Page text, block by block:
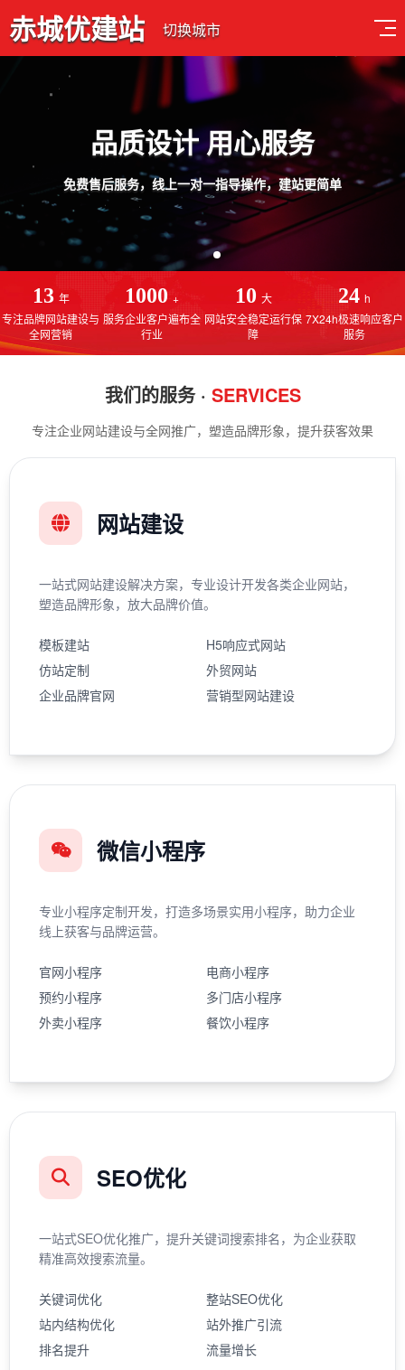
赤城优建站 切换城市
品质设计 用心服务
免费售后服务，线上一对一指导操作，建站更简单
13 年
专注品牌网站建设与
全网营销
1000 +
服务企业客户遍布全
行业
10 大
网站安全稳定运行保
障
24 h
7X24h极速响应客户
服务
我们的服务 · SERVICES
专注企业网站建设与全网推广，塑造品牌形象，提升获客效果
网站建设
一站式网站建设解决方案，专业设计开发各类企业网站，
塑造品牌形象，放大品牌价值。
模板建站
H5响应式网站
仿站定制
外贸网站
企业品牌官网
营销型网站建设
微信小程序
专业小程序定制开发，打造多场景实用小程序，助力企业
线上获客与品牌运营。
官网小程序
电商小程序
预约小程序
多门店小程序
外卖小程序
餐饮小程序
SEO优化
一站式SEO优化推广，提升关键词搜索排名，为企业获取
精准高效搜索流量。
关键词优化
整站SEO优化
站内结构优化
站外推广引流
排名提升
流量增长